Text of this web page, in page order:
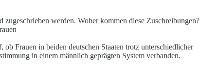
werden. Woher kommen diese Zuschreibungen?
Frauen in beiden deutschen Staaten trotz unterschiedlicher
in einem männlich geprägten System verbanden.